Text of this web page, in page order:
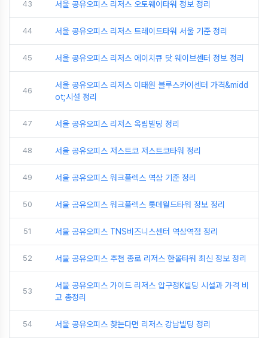
43 서울 공유오피스 리저스 오토웨이타워 정보 정리
44 서울 공유오피스 리저스 트레이드타워 서울 기준 정리
45 서울 공유오피스 리저스 에이치큐 닷 웨이브센터 정보 정리
46
서울 공유오피스 리저스 이태원 블루스카이센터 가격&midd
ot;시설 정리
47 서울 공유오피스 리저스 옥림빌딩 정리
48 서울 공유오피스 저스트코 저스트코타워 정리
49 서울 공유오피스 워크플렉스 역삼 기준 정리
50 서울 공유오피스 워크플렉스 롯데월드타워 정보 정리
51 서울 공유오피스 TNS비즈니스센터 역삼역점 정리
52 서울 공유오피스 추천 종로 리저스 한올타워 최신 정보 정리
53
서울 공유오피스 가이드 리저스 압구정K빌딩 시설과 가격 비
교 총정리
54 서울 공유오피스 찾는다면 리저스 강남빌딩 정리